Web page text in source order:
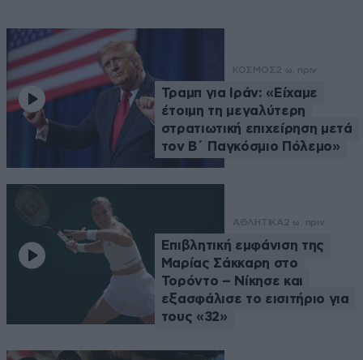
ΚΟΣΜΟΣ2 ω. πριν
Τραμπ για Ιράν: «Είχαμε
έτοιμη τη μεγαλύτερη
στρατιωτική επιχείρηση μετά
τον Β΄ Παγκόσμιο Πόλεμο»
ΑΘΛΗΤΙΚΑ2 ω. πριν
Επιβλητική εμφάνιση της
Μαρίας Σάκκαρη στο
Τορόντο – Νίκησε και
εξασφάλισε το εισιτήριο για
τους «32»